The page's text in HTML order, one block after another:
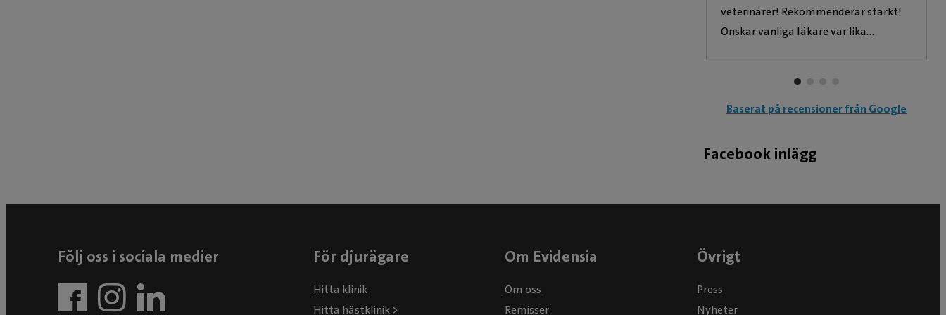
veterinärer! Rekommenderar starkt!
Önskar vanliga läkare var lika
Baserat på recensioner från Google
Facebook inlägg
Följ oss i sociala medier För djurägare
Hitta klinik
Hitta hästklinik >
Om Evidensia
Om oss
Remisser
Övrigt
Press
Nyheter